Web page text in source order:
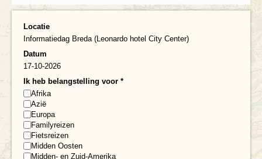
Locatie
Informatiedag Breda (Leonardo hotel City Center)
Datum
17-10-2026
Ik heb belangstelling voor *
Afrika
Azië
Europa
Familyreizen
Fietsreizen
Midden Oosten
Midden- en Zuid-Amerika